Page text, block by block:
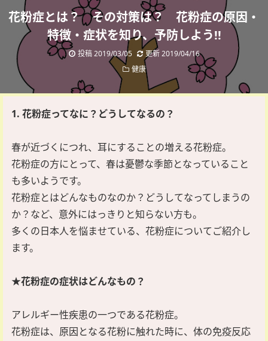
花粉症とは？ その対策は？ 花粉症の原因・
特徴・症状を知り、予防しよう!!
投稿 2019/03/05
更新 2019/04/16
健康
1. 花粉症ってなに？どうしてなるの？
春が近づくにつれ、耳にすることの増える花粉症。
花粉症の方にとって、春は憂鬱な季節となっていること
も多いようです。
花粉症とはどんなものなのか？どうしてなってしまうの
か？など、意外にはっきりと知らない方も。
多くの日本人を悩ませている、花粉症についてご紹介し
ます。
★花粉症の症状はどんなもの？
アレルギー性疾患の一つである花粉症。
花粉症は、原因となる花粉に触れた時に、体の免疫反応